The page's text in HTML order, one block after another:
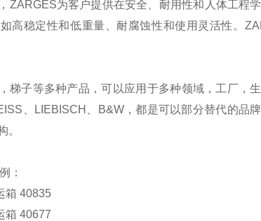
为客户提供在安全、耐用性和人体工程
高稳定性和低重量、耐腐蚀性和使用灵活性。
梯子等多种产品，可以应用于多种领域，工厂，
、LIEBISCH、B&W，都是可以部分替代的品
。
：
40835
40677